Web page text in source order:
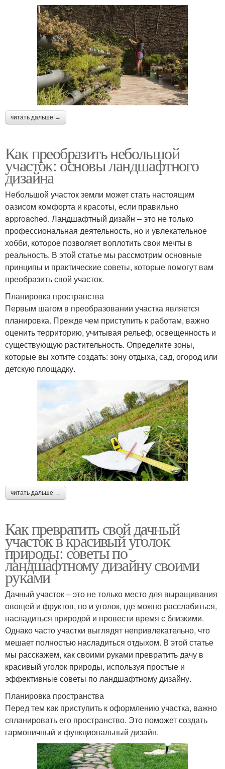
читать дальше →
Как преобразить небольшой
участок: основы ландшафтного
дизайна
Небольшой участок земли может стать настоящим
оазисом комфорта и красоты, если правильно
approached. Ландшафтный дизайн – это не только
профессиональная деятельность, но и увлекательное
хобби, которое позволяет воплотить свои мечты в
реальность. В этой статье мы рассмотрим основные
принципы и практические советы, которые помогут вам
преобразить свой участок.
Планировка пространства
Первым шагом в преобразовании участка является
планировка. Прежде чем приступить к работам, важно
оценить территорию, учитывая рельеф, освещенность и
существующую растительность. Определите зоны,
которые вы хотите создать: зону отдыха, сад, огород или
детскую площадку.
читать дальше →
Как превратить свой дачный
участок в красивый уголок
природы: советы по
ландшафтному дизайну своими
руками
Дачный участок – это не только место для выращивания
овощей и фруктов, но и уголок, где можно расслабиться,
насладиться природой и провести время с близкими.
Однако часто участки выглядят непривлекательно, что
мешает полностью насладиться отдыхом. В этой статье
мы расскажем, как своими руками превратить дачу в
красивый уголок природы, используя простые и
эффективные советы по ландшафтному дизайну.
Планировка пространства
Перед тем как приступить к оформлению участка, важно
спланировать его пространство. Это поможет создать
гармоничный и функциональный дизайн.